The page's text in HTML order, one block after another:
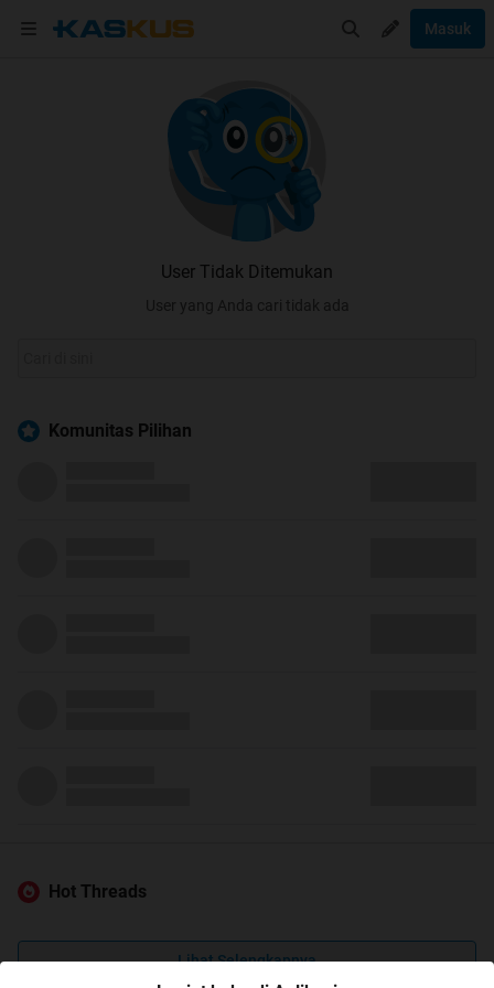
Masuk
User Tidak Ditemukan
User yang Anda cari tidak ada
Komunitas Pilihan
Hot Threads
Lihat Selengkapnya